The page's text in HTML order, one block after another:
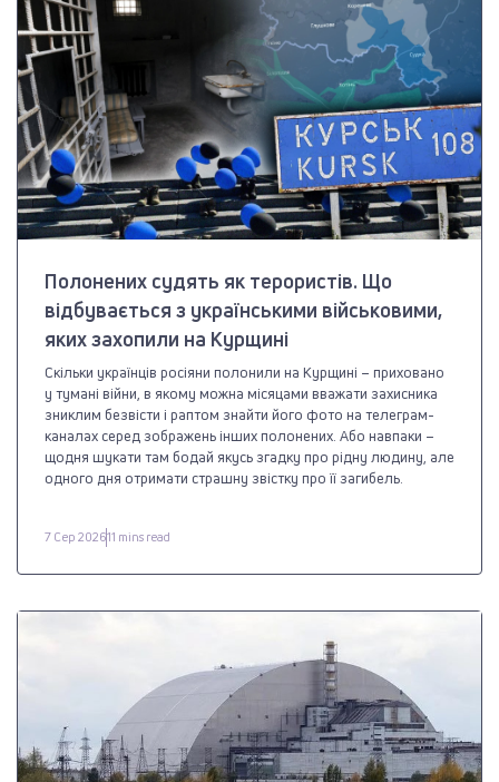
Полонених судять як терористів. Що
відбувається з українськими військовими,
яких захопили на Курщині
Скільки українців росіяни полонили на Курщині – приховано
у тумані війни, в якому можна місяцами вважати захисника
зниклим безвісти і раптом знайти його фото на телеграм-
каналах серед зображень інших полонених. Або навпаки –
щодня шукати там бодай якусь згадку про рідну людину, але
одного дня отримати страшну звістку про її загибель.
7 Сер 202611 mins read